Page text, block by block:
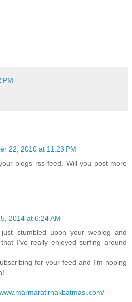
PM
22, 2010 at 11:23 PM
blogs rss feed. Will you post more
2014 at 6:24 AM
stumbled upon your weblog and
I've really enjoyed surfing around
for your feed and I'm hoping